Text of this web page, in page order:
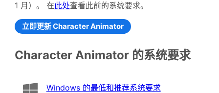
1 月）。 在此处查看此前的系统要求。
立即更新 Character Animator
Character Animator 的系统要求
Windows 的最低和推荐系统要求